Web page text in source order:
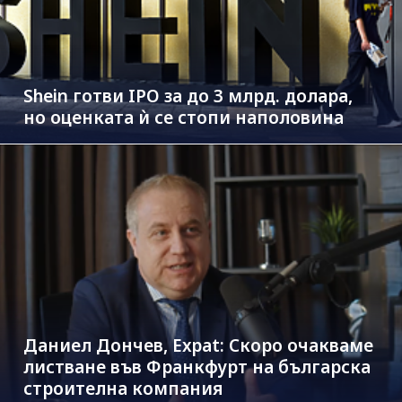
Shein готви IPO за до 3 млрд. долара,
но оценката ѝ се стопи наполовина
Даниел Дончев, Expat: Скоро очакваме
листване във Франкфурт на българска
строителна компания